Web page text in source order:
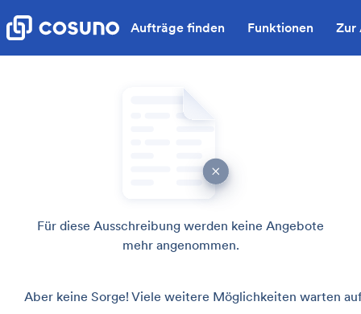
Aufträge finden Funktionen Zur
Für diese Ausschreibung werden keine Angebote
mehr angenommen.
Aber keine Sorge! Viele weitere Möglichkeiten warten